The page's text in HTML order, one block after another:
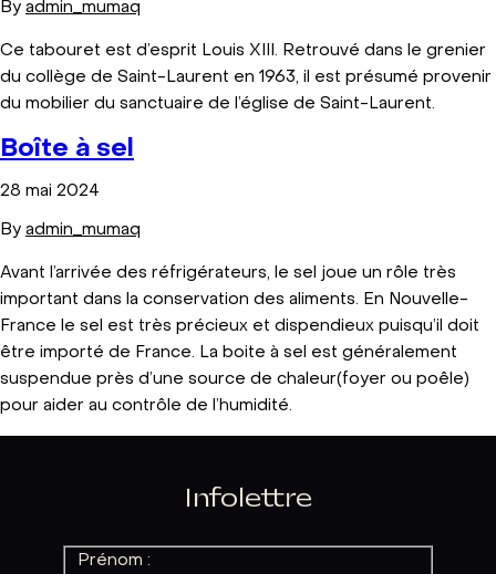
By admin_mumaq
Ce tabouret est d’esprit Louis XIII. Retrouvé dans le grenier
du collège de Saint-Laurent en 1963, il est présumé provenir
du mobilier du sanctuaire de l’église de Saint-Laurent.
Boîte à sel
28 mai 2024
By admin_mumaq
Avant l’arrivée des réfrigérateurs, le sel joue un rôle très
important dans la conservation des aliments. En Nouvelle-
France le sel est très précieux et dispendieux puisqu’il doit
être importé de France. La boite à sel est généralement
suspendue près d’une source de chaleur(foyer ou poêle)
pour aider au contrôle de l’humidité.
Infolettre
Prénom :